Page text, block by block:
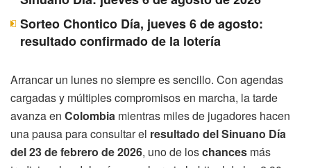
Sorteo Chontico Día, jueves 6 de agosto:
resultado confirmado de la lotería
Arrancar un lunes no siempre es sencillo. Con agendas
cargadas y múltiples compromisos en marcha, la tarde
avanza en Colombia mientras miles de jugadores hacen
una pausa para consultar el resultado del Sinuano Día
del 23 de febrero de 2026, uno de loschances más